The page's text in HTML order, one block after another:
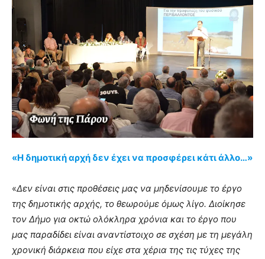
«Η δημοτική αρχή δεν έχει να προσφέρει κάτι άλλο…»
«Δεν είναι στις προθέσεις μας να μηδενίσουμε το έργο
της δημοτικής αρχής, το θεωρούμε όμως λίγο. Διοίκησε
τον Δήμο για οκτώ ολόκληρα χρόνια και το έργο που
μας παραδίδει είναι αναντίστοιχο σε σχέση με τη μεγάλη
χρονική διάρκεια που είχε στα χέρια της τις τύχες της